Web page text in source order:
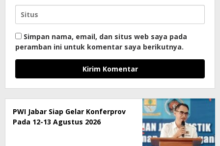
Simpan nama, email, dan situs web saya pada
peramban ini untuk komentar saya berikutnya.
PWI Jabar Siap Gelar Konferprov
Pada 12-13 Agustus 2026